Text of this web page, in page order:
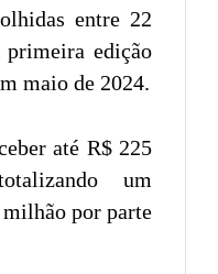
entre 22
primeira edição
maio de 2024.
até R$ 225
um
por parte